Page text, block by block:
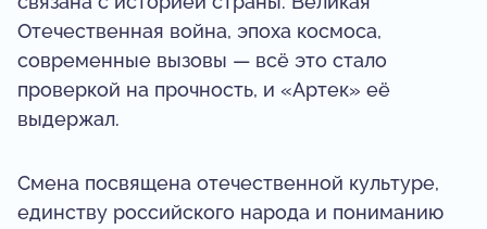
Отечественная война, эпоха космоса,
современные вызовы — всё это стало
проверкой на прочность, и «Артек» её
выдержал.
Смена посвящена отечественной культуре,
единству российского народа и пониманию